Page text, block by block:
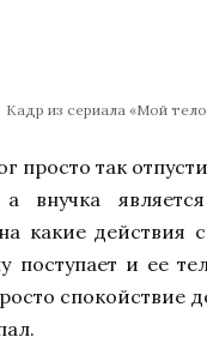
Кадр из сериала «Мой
просто так
а внучка
какие действия
и ее
спокойствие